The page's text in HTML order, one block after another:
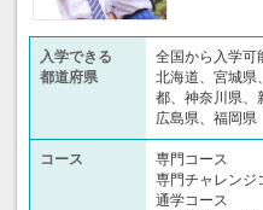
入学できる
都道府県
全国から入学可
北海道、宮城県
都、神奈川県、
広島県、福岡県
コース
専門コース
専門チャレンジ
通学コース